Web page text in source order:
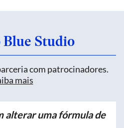
Studio
com patrocinadores.
mais
alterar uma fórmula de